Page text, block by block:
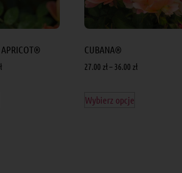
APRICOT® CUBANA®
27.00 zł– 36.00 zł
Wybierz opcje